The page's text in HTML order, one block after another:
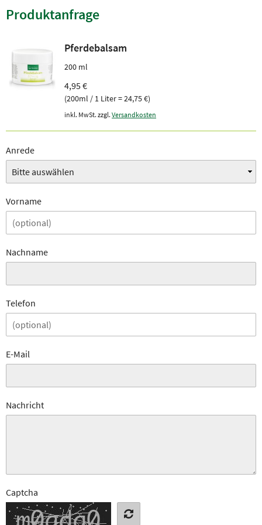
Produktanfrage
Pferdebalsam
200 ml
4,95 €
(200ml / 1 Liter = 24,75 €)
inkl. MwSt. zzgl. Versandkosten
Anrede
Vorname
Nachname
Telefon
E-Mail
Nachricht
Captcha